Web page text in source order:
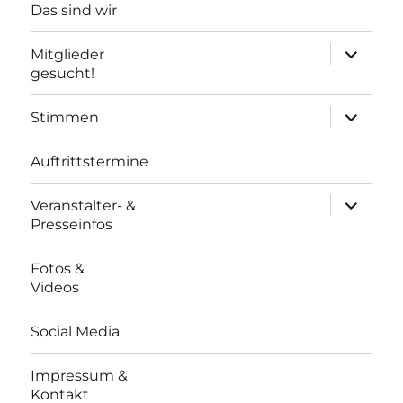
Das sind wir
Mitglieder
gesucht!
öffnen
Stimmen
öffnen
Auftrittstermine
Veranstalter- &
Presseinfos
öffnen
Fotos &
Videos
Social Media
Impressum &
Kontakt